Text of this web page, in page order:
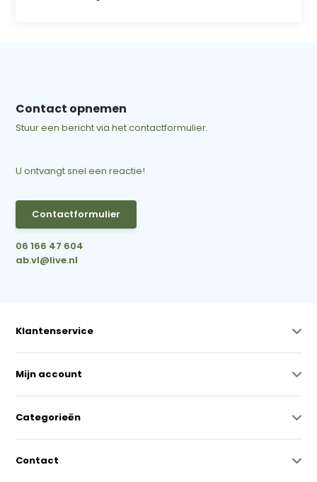
Contact opnemen
Stuur een bericht via het contactformulier.
U ontvangt snel een reactie!
Contactformulier
06 166 47 604
ab.vl@live.nl
Klantenservice
Mijn account
Categorieën
Contact